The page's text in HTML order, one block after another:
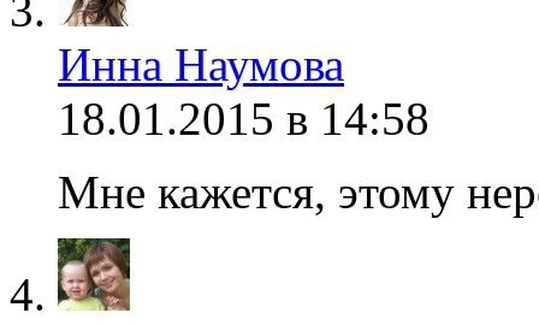
Инна Наумова
18.01.2015 в 14:58
Мне кажется, этому